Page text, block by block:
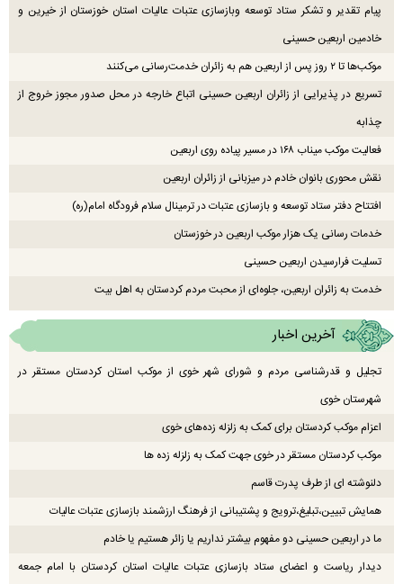
پیام تقدیر و تشکر ستاد توسعه وبازسازی عتبات عالیات استان خوزستان از خیرین و
خادمین اربعین حسینی
موکب‌ها تا ۲ روز پس از اربعین هم به زائران خدمت‌رسانی می‌کنند
تسریع در پذیرایی از زائران اربعین حسینی اتباع خارجه در محل صدور مجوز خروج از
چذابه
فعالیت موکب میناب ۱۶۸ در مسیر پیاده روی اربعین
نقش محوری بانوان خادم در میزبانی از زائران اربعین
افتتاح دفتر ستاد توسعه و بازسازی عتبات در ترمینال سلام فرودگاه امام(ره)
خدمات رسانی یک هزار موکب اربعین در خوزستان
تسلیت فرارسیدن اربعین حسینی
خدمت به زائران اربعین، جلوه‌ای از محبت مردم کردستان به اهل بیت
آخرین اخبار
تجلیل و قدرشناسی مردم و شورای شهر خوی از موکب استان کردستان مستقر در
شهرستان خوی
اعزام موکب کردستان برای کمک به زلزله زده‌های خوی
موکب کردستان مستقر در خوی جهت کمک به زلزله زده ها
دلنوشته ای از طرف پدرت قاسم
همایش تبیین،تبلیغ،ترویج و پشتیبانی از فرهنگ ارزشمند بازسازی عتبات عالیات
ما در اربعین حسینی دو مفهوم بیشتر نداریم یا زائر هستیم یا خادم
دیدار ریاست و اعضای ستاد بازسازی عتبات عالیات استان کردستان با امام جمعه